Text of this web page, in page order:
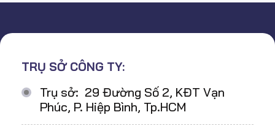
TRỤ SỞ CÔNG TY:
Trụ sở: 29 Đường Số 2, KĐT Vạn
Phúc, P. Hiệp Bình, Tp.HCM